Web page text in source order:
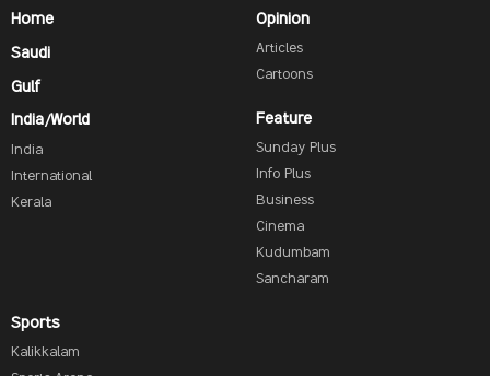
Home
Saudi
Gulf
India/World
India
International
Kerala
Opinion
Articles
Cartoons
Feature
Sunday Plus
Info Plus
Business
Cinema
Kudumbam
Sancharam
Sports
Kalikkalam